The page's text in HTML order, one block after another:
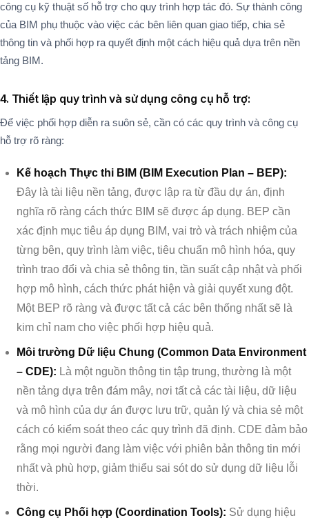
công cụ kỹ thuật số hỗ trợ cho quy trình hợp tác đó. Sự thành công
của BIM phụ thuộc vào việc các bên liên quan giao tiếp, chia sẻ
thông tin và phối hợp ra quyết định một cách hiệu quả dựa trên nền
tảng BIM.
4. Thiết lập quy trình và sử dụng công cụ hỗ trợ:
Để việc phối hợp diễn ra suôn sẻ, cần có các quy trình và công cụ
hỗ trợ rõ ràng:
Kế hoạch Thực thi BIM (BIM Execution Plan – BEP):
Đây là tài liệu nền tảng, được lập ra từ đầu dự án, định
nghĩa rõ ràng cách thức BIM sẽ được áp dụng. BEP cần
xác định mục tiêu áp dụng BIM, vai trò và trách nhiệm của
từng bên, quy trình làm việc, tiêu chuẩn mô hình hóa, quy
trình trao đổi và chia sẻ thông tin, tần suất cập nhật và phối
hợp mô hình, cách thức phát hiện và giải quyết xung đột.
Một BEP rõ ràng và được tất cả các bên thống nhất sẽ là
kim chỉ nam cho việc phối hợp hiệu quả.
Môi trường Dữ liệu Chung (Common Data Environment
– CDE): Là một nguồn thông tin tập trung, thường là một
nền tảng dựa trên đám mây, nơi tất cả các tài liệu, dữ liệu
và mô hình của dự án được lưu trữ, quản lý và chia sẻ một
cách có kiểm soát theo các quy trình đã định. CDE đảm bảo
rằng mọi người đang làm việc với phiên bản thông tin mới
nhất và phù hợp, giảm thiểu sai sót do sử dụng dữ liệu lỗi
thời.
Công cụ Phối hợp (Coordination Tools): Sử dụng hiệu